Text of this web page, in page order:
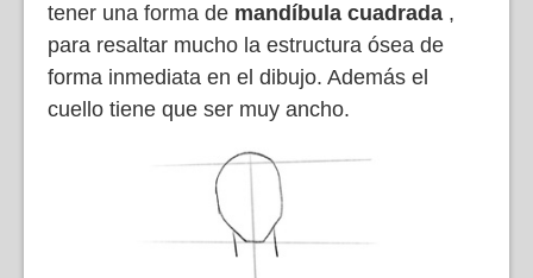
tener una forma de mandíbula cuadrada ,
para resaltar mucho la estructura ósea de
forma inmediata en el dibujo. Además el
cuello tiene que ser muy ancho.